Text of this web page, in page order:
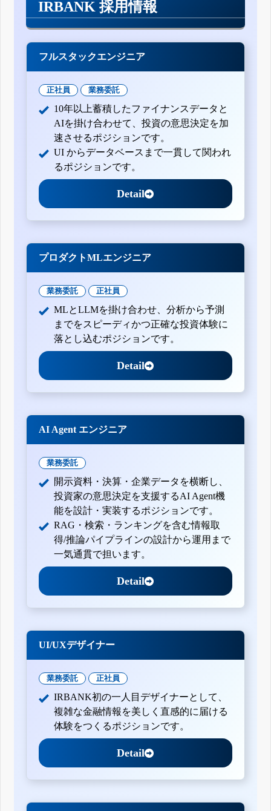
IRBANK 採用情報
フルスタックエンジニア
正社員 業務委託
10年以上蓄積したファイナンスデータと
AIを掛け合わせて、投資の意思決定を加
速させるポジションです。
UI からデータベースまで一貫して関われ
るポジションです。
Detail
プロダクトMLエンジニア
業務委託 正社員
MLとLLMを掛け合わせ、分析から予測
までをスピーディかつ正確な投資体験に
落とし込むポジションです。
Detail
AI Agent エンジニア
業務委託
開示資料・決算・企業データを横断し、
投資家の意思決定を支援するAI Agent機
能を設計・実装するポジションです。
RAG・検索・ランキングを含む情報取
得/推論パイプラインの設計から運用まで
一気通貫で担います。
Detail
UI/UXデザイナー
業務委託 正社員
IRBANK初の一人目デザイナーとして、
複雑な金融情報を美しく直感的に届ける
体験をつくるポジションです。
Detail